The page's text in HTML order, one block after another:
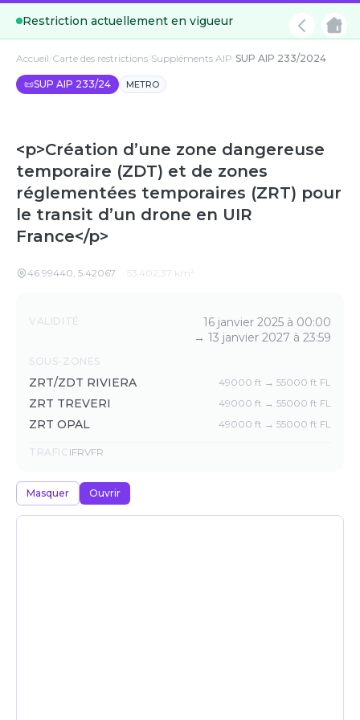
Restriction actuellement en vigueur
Accueil Carte des restrictions Suppléments AIP SUP AIP 233/2024
📜SUP AIP 233/24 METRO
<p>Création d’une zone dangereuse
temporaire (ZDT) et de zones
réglementées temporaires (ZRT) pour
le transit d’un drone en UIR
France</p>
46.99440, 5.42067 53 402,37 km²
Détails
VALIDITÉ
16 janvier 2025 à 00:00
→ 13 janvier 2027 à 23:59
SOUS-ZONES
ZRT/ZDT RIVIERA 49000 ft → 55000 ft FL
ZRT TREVERI 49000 ft → 55000 ft FL
ZRT OPAL 49000 ft → 55000 ft FL
TRAFIC IFRVFR
Masquer Ouvrir